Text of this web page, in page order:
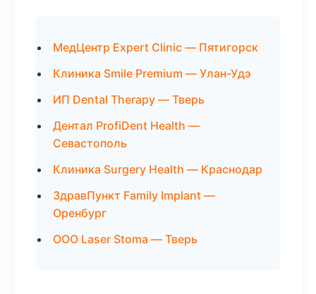
МедЦентр Expert Clinic — Пятигорск
Клиника Smile Premium — Улан-Удэ
ИП Dental Therapy — Тверь
Дентал ProfiDent Health —
Севастополь
Клиника Surgery Health — Краснодар
ЗдравПункт Family Implant —
Оренбург
ООО Laser Stoma — Тверь